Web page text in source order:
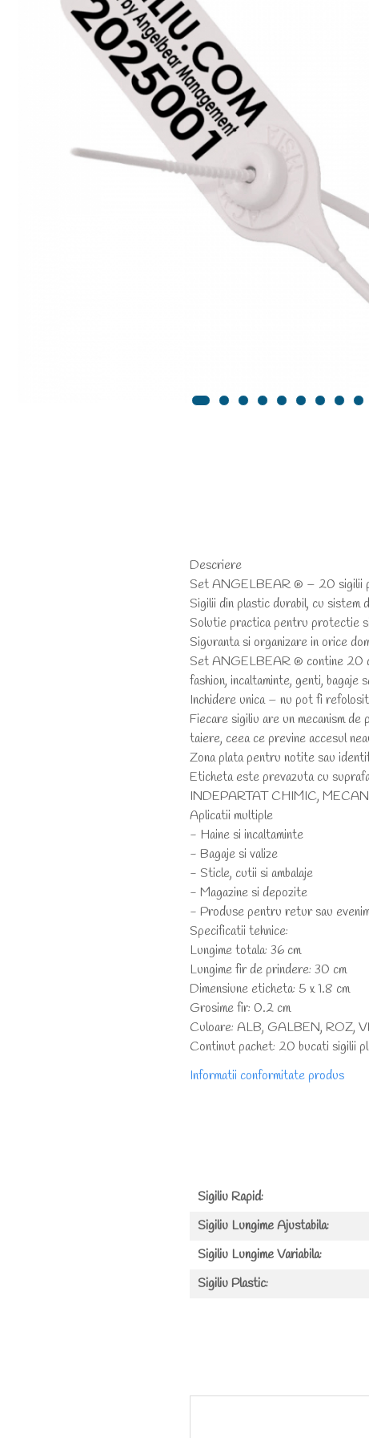
Descriere
Set ANGELBEAR ® – 20 sigilii
Sigilii din plastic durabil, cu
Solutie practica pentru protectie
Siguranta si organizare in orice
Set ANGELBEAR ® contine 20
fashion, incaltaminte, genti, bagaje
Inchidere unica – nu pot fi
Fiecare sigiliu are un mecanism
taiere, ceea ce previne accesul
Zona plata pentru notite sau
Eticheta este prevazuta cu
INDEPARTAT CHIMIC,
Aplicatii multiple
- Haine si incaltaminte
- Bagaje si valize
- Sticle, cutii si ambalaje
- Magazine si depozite
- Produse pentru retur sau
Specificatii tehnice:
Lungime totala: 36 cm
Lungime fir de prindere: 30 cm
Dimensiune eticheta: 5 x 1.8 cm
Grosime fir: 0.2 cm
Culoare: ALB, GALBEN, ROZ,
Continut pachet: 20 bucati sigilii
Informatii conformitate produs
Sigiliu Rapid:
Sigiliu Lungime Ajustabila:
Sigiliu Lungime Variabila:
Sigiliu Plastic: